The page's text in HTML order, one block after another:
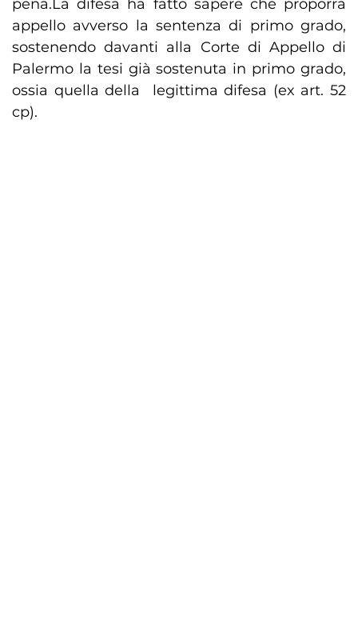
pena.La difesa ha fatto sapere che proporrà
appello avverso la sentenza di primo grado,
sostenendo davanti alla Corte di Appello di
Palermo la tesi già sostenuta in primo grado,
ossia quella della legittima difesa (ex art. 52
cp).